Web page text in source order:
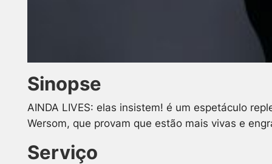
Sinopse
AINDA LIVES: elas insistem! é um espetáculo
Wersom, que provam que estão mais vivas e
Serviço